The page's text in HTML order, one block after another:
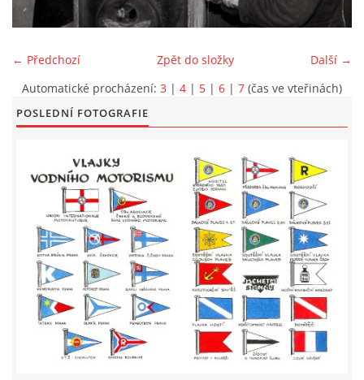
ROČENKA 2026
VIDEOALBUM
UŽITEČNÉ ODKAZY
KONTAKTY
VSTUP PRO ČLENY
← Předchozí Další →
Zpět do složky
Automatické procházení: 3 | 4 | 5 | 6 | 7 (čas ve vteřinách)
POSLEDNÍ FOTOGRAFIE